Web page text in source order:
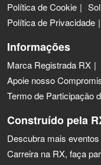
Política de Cookie
Política de Privacidade
Informações
Marca Registrada RX
Apoie nosso
Termo de Participação
Construído pela
Descubra mais
Carreira na RX, faça